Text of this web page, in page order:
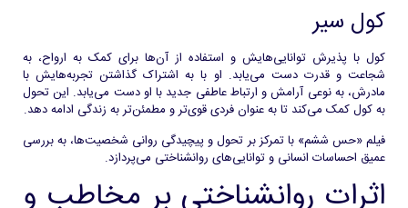
کول سیر
کول با پذیرش توانایی‌هایش و استفاده از آن‌ها برای کمک به ارواح، به
شجاعت و قدرت دست می‌یابد. او با به اشتراک گذاشتن تجربه‌هایش با
مادرش، به نوعی آرامش و ارتباط عاطفی جدید با او دست می‌یابد. این تحول
به کول کمک می‌کند تا به عنوان فردی قوی‌تر و مطمئن‌تر به زندگی ادامه دهد.
فیلم «حس ششم» با تمرکز بر تحول و پیچیدگی روانی شخصیت‌ها، به بررسی
عمیق احساسات انسانی و توانایی‌های روانشناختی می‌پردازد.
اثرات روانشناختی بر مخاطب و